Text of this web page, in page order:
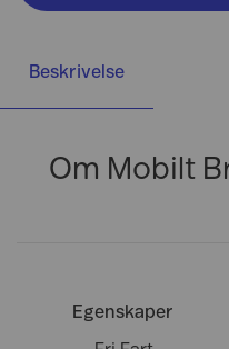
Beskrivelse
Om Mobilt
Egenskaper